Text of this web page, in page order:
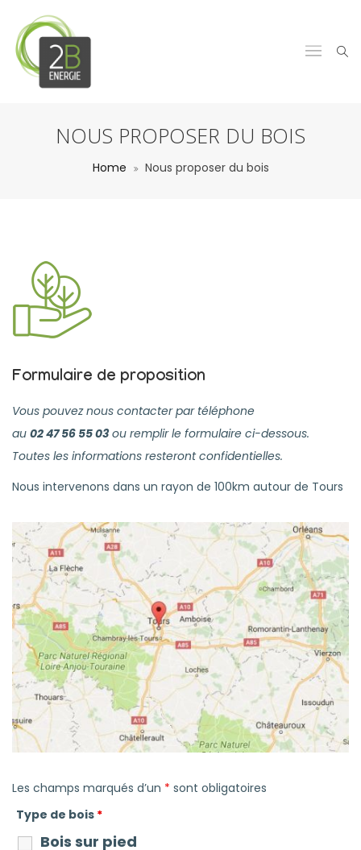
NOUS PROPOSER DU BOIS
Home Nous proposer du bois
Formulaire de proposition
Vous pouvez nous contacter par téléphone
au 02 47 56 55 03ou remplir le formulaire ci-dessous.
Toutes les informations resteront confidentielles.
Nous intervenons dans un rayon de 100km autour de Tours
Les champs marqués d’un * sont obligatoires
Type de bois *
Bois sur pied